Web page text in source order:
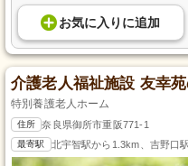
お気に入り に追加
介護老人福祉施設 友幸
特別養護老人ホーム
住所 奈良県御所市重阪771-1
最寄駅 北宇智駅から1.3km、吉野口